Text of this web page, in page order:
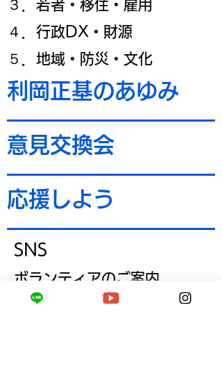
​３．若者・移住・雇用
​４．行政DX・財源
​５．地域・防災・文化
​利岡正基のあゆみ
​意見交換会
​応援しよう
​SNS
ボランティアのご案内
ご寄付のご案内